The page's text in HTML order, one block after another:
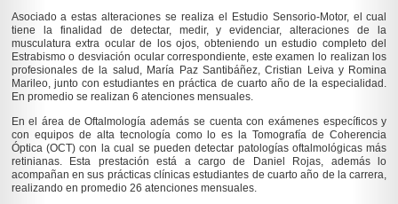
Asociado a estas alteraciones se realiza el Estudio Sensorio-Motor, el cual
tiene la finalidad de detectar, medir, y evidenciar, alteraciones de la
musculatura extra ocular de los ojos, obteniendo un estudio completo del
Estrabismo o desviación ocular correspondiente, este examen lo realizan los
profesionales de la salud, María Paz Santibáñez, Cristian Leiva y Romina
Marileo, junto con estudiantes en práctica de cuarto año de la especialidad.
En promedio se realizan 6 atenciones mensuales.
En el área de Oftalmología además se cuenta con exámenes específicos y
con equipos de alta tecnología como lo es la Tomografía de Coherencia
Óptica (OCT) con la cual se pueden detectar patologías oftalmológicas más
retinianas. Esta prestación está a cargo de Daniel Rojas, además lo
acompañan en sus prácticas clínicas estudiantes de cuarto año de la carrera,
realizando en promedio 26 atenciones mensuales.